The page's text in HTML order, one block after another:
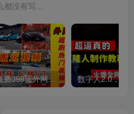
都没有写...
外面收费398元外网超跑豪车汽车视频搬运至快手抖音上热门项目